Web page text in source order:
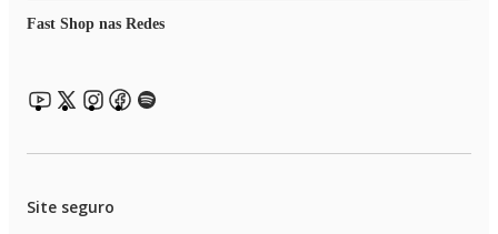
Fast Shop nas Redes
Site seguro